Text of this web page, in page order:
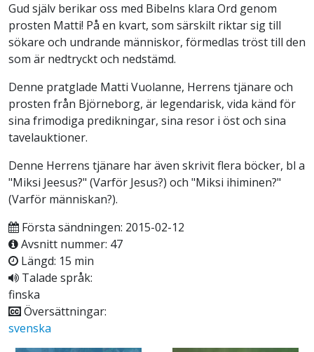
Gud själv berikar oss med Bibelns klara Ord genom
prosten Matti! På en kvart, som särskilt riktar sig till
sökare och undrande människor, förmedlas tröst till den
som är nedtryckt och nedstämd.
Denne pratglade Matti Vuolanne, Herrens tjänare och
prosten från Björneborg, är legendarisk, vida känd för
sina frimodiga predikningar, sina resor i öst och sina
tavelauktioner.
Denne Herrens tjänare har även skrivit flera böcker, bl a
"Miksi Jeesus?" (Varför Jesus?) och "Miksi ihiminen?"
(Varför människan?).
Första sändningen: 2015-02-12
Avsnitt nummer: 47
Längd: 15 min
Talade språk:
finska
Översättningar:
svenska